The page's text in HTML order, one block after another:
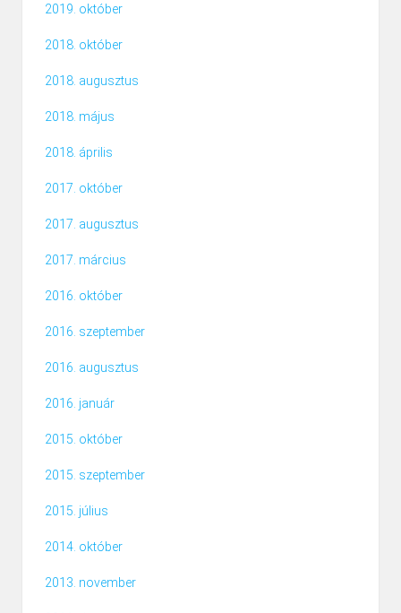
2019. október
2018. október
2018. augusztus
2018. május
2018. április
2017. október
2017. augusztus
2017. március
2016. október
2016. szeptember
2016. augusztus
2016. január
2015. október
2015. szeptember
2015. július
2014. október
2013. november